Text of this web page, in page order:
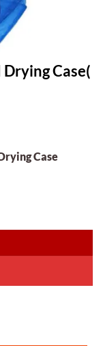
Case(
Case
Size) quantity